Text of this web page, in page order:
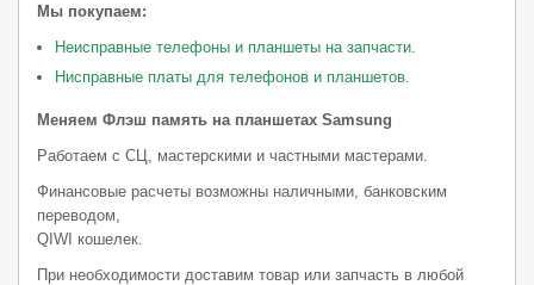
Мы покупаем:
Неисправные телефоны и планшеты на запчасти.
Нисправные платы для телефонов и планшетов.
Меняем Флэш память на планшетах Samsung
Работаем с СЦ, мастерскими и частными мастерами.
Финансовые расчеты возможны наличными, банковским
переводом,
QIWI кошелек.
При необходимости доставим товар или запчасть в любой